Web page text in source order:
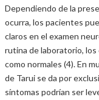
Dependiendo de la
ocurra, los pacientes
claros en el examen
rutina de laboratorio,
como normales (4). En
de Tarui se da por
síntomas podrían ser